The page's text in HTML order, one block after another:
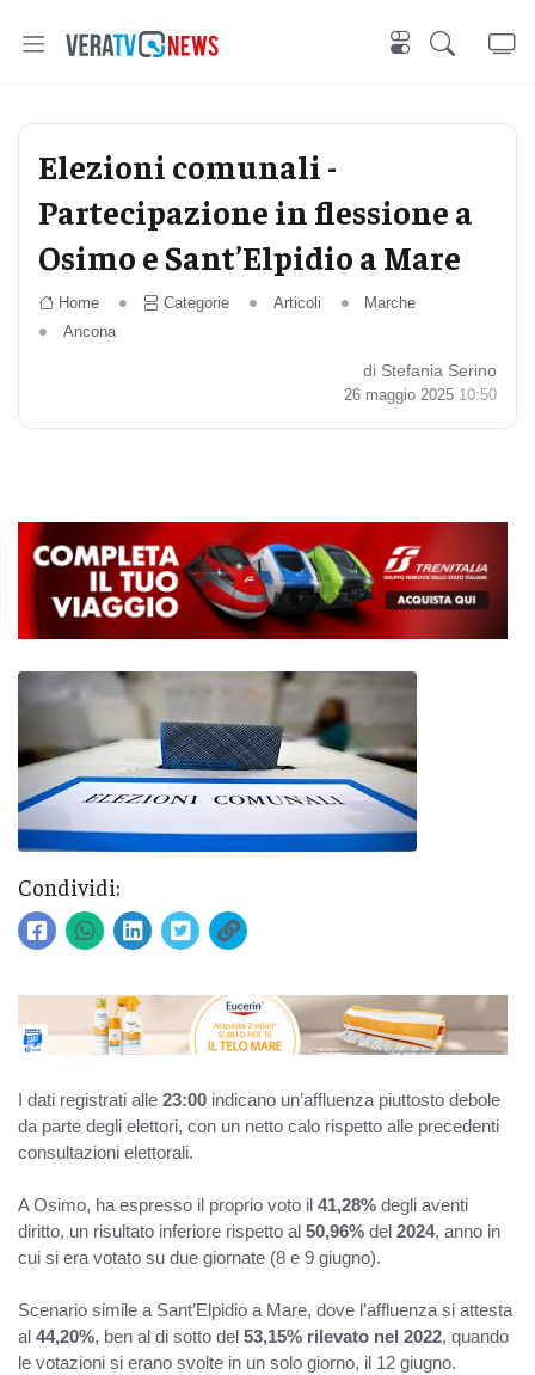
Elezioni comunali -
Partecipazione in flessione a
Osimo e Sant’Elpidio a Mare
Home Categorie Articoli
Marche
Ancona
di Stefania Serino
26 maggio 2025 10:50
Condividi:
I dati registrati alle 23:00 indicano un’affluenza piuttosto debole
da parte degli elettori, con un netto calo rispetto alle precedenti
consultazioni elettorali.
A Osimo, ha espresso il proprio voto il 41,28% degli aventi
diritto, un risultato inferiore rispetto al 50,96% del 2024, anno in
cui si era votato su due giornate (8 e 9 giugno).
Scenario simile a Sant’Elpidio a Mare, dove l’affluenza si attesta
al 44,20%, ben al di sotto del 53,15% rilevato nel 2022, quando
le votazioni si erano svolte in un solo giorno, il 12 giugno.